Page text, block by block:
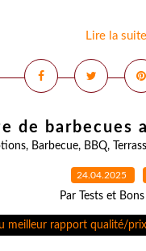
Lire la suite
de
, Barbecue, BBQ,
24.04.2025
Par Tests et